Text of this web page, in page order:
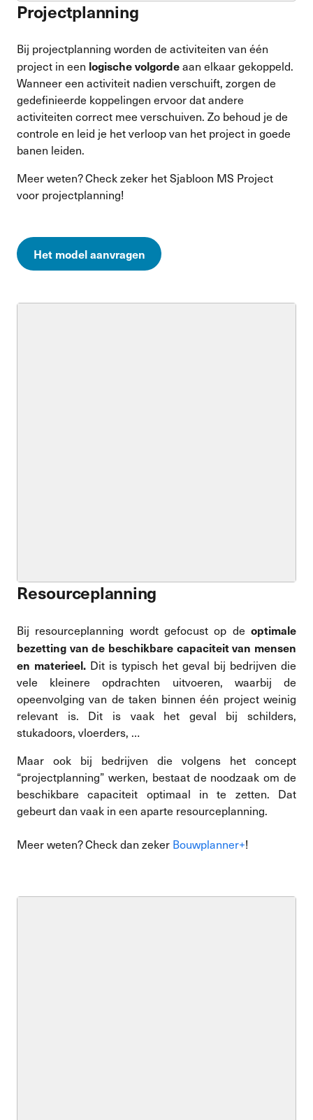
Projectplanning
Bij projectplanning worden de activiteiten van één
project in een logische volgordeaan elkaar gekoppeld.
Wanneer een activiteit nadien verschuift, zorgen de
gedefinieerde koppelingen ervoor dat andere
activiteiten correct mee verschuiven. Zo behoud je de
controle en leid je het verloop van het project in goede
banen leiden.
Meer weten? Check zeker het Sjabloon MS Project
voor projectplanning!
Het model aanvragen
Resourceplanning
Bij resourceplanning wordt gefocust op de optimale
bezetting van de beschikbare capaciteit van mensen
en materieel. Dit is typisch het geval bij bedrijven die
vele kleinere opdrachten uitvoeren, waarbij de
opeenvolging van de taken binnen één project weinig
relevant is. Dit is vaak het geval bij schilders,
stukadoors, vloerders, …
Maar ook bij bedrijven die volgens het concept
“projectplanning” werken, bestaat de noodzaak om de
beschikbare capaciteit optimaal in te zetten. Dat
gebeurt dan vaak in een aparte resourceplanning.
Meer weten? Check dan zeker Bouwplanner+!